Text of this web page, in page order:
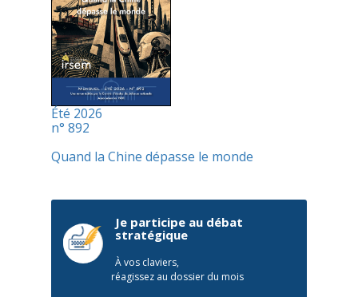
Été 2026
n° 892
Quand la Chine dépasse le monde
Je participe au débat
stratégique
À vos claviers,
réagissez au dossier du mois